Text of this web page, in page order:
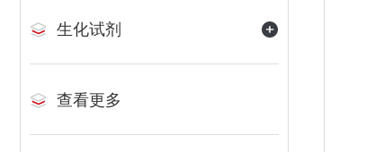
生化试剂
查看更多